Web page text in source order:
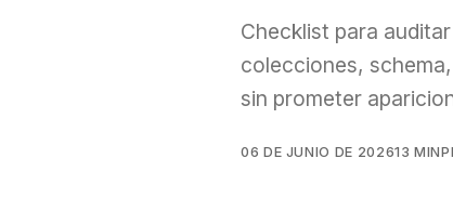
Checklist para
colecciones,
sin prometer
06 DE JUNIO DE 202613 MIN